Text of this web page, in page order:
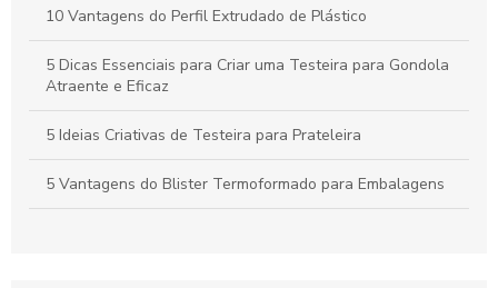
10 Vantagens do Perfil Extrudado de Plástico
5 Dicas Essenciais para Criar uma Testeira para Gondola
Atraente e Eficaz
5 Ideias Criativas de Testeira para Prateleira
5 Vantagens do Blister Termoformado para Embalagens